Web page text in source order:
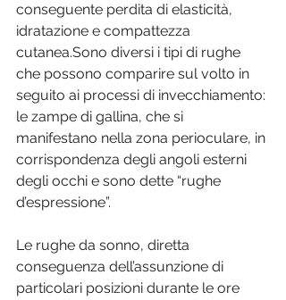
conseguente perdita di elasticità,
idratazione e compattezza
cutanea.Sono diversi i tipi di rughe
che possono comparire sul volto in
seguito ai processi di invecchiamento:
le zampe di gallina, che si
manifestano nella zona perioculare, in
corrispondenza degli angoli esterni
degli occhi e sono dette “rughe
d’espressione”.
Le rughe da sonno, diretta
conseguenza dell’assunzione di
particolari posizioni durante le ore